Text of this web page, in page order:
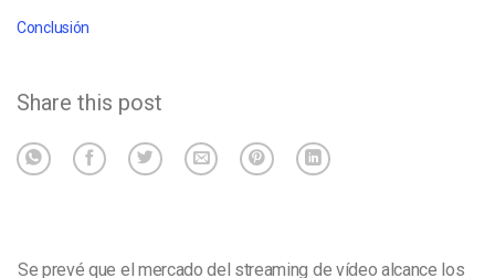
Conclusión
Share this post
Se prevé que el mercado del streaming de vídeo alcance los